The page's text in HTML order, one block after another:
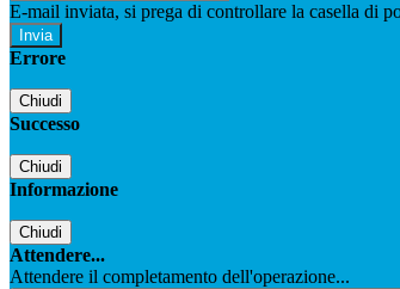
E-mail inviata, si prega di controllare la casella di
Errore
Chiudi
Successo
Chiudi
Informazione
Chiudi
Attendere...
Attendere il completamento dell'operazione...